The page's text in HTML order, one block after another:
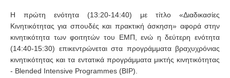
Η πρώτη ενότητα (13:20-14:40) με τίτλο «Διαδικασίες
Κινητικότητας για σπουδές και πρακτική άσκηση» αφορά στην
κινητικότητα των φοιτητών του ΕΜΠ, ενώ η δεύτερη ενότητα
(14:40-15:30) επικεντρώνεται στα προγράμματα βραχυχρόνιας
κινητικότητας και τα εντατικά προγράμματα μικτής κινητικότητας
- Blended Intensive Programmes (BIP).